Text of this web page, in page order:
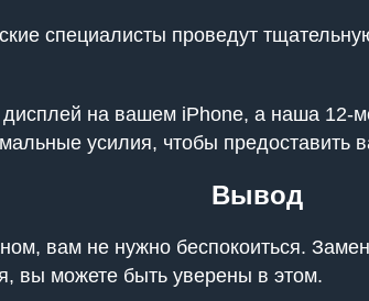
специалисты проведут
на вашем iPhone, а наша 12-
усилия, чтобы предоставить
Вывод
вам не нужно беспокоиться.
вы можете быть уверены в этом.